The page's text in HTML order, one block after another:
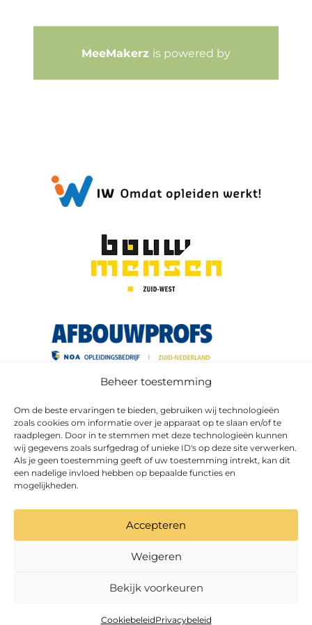
Beheer toestemming
Om de beste ervaringen te bieden, gebruiken wij technologieën
zoals cookies om informatie over je apparaat op te slaan en/of te
raadplegen. Door in te stemmen met deze technologieën kunnen
wij gegevens zoals surfgedrag of unieke ID's op deze site verwerken.
Als je geen toestemming geeft of uw toestemming intrekt, kan dit
een nadelige invloed hebben op bepaalde functies en
mogelijkheden.
Accepteren
Weigeren
Bekijk voorkeuren
CookiebeleidPrivacybeleid
MeeMakerz is powered by
Cookiebeleid